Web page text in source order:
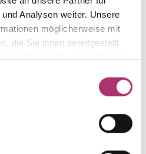
Analysen weiter. Unsere
möglicherweise mit
die Sie ihnen bereitgestellt
Ihrer Nutzung der Dienste
Diamond
Ring Width